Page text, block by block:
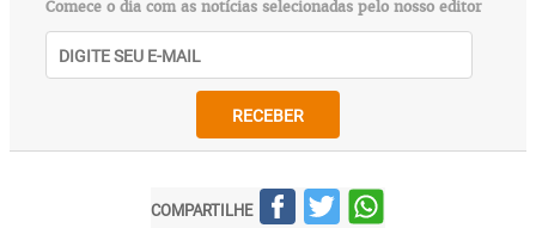
Comece o dia com as notícias selecionadas pelo nosso editor
RECEBER
COMPARTILHE